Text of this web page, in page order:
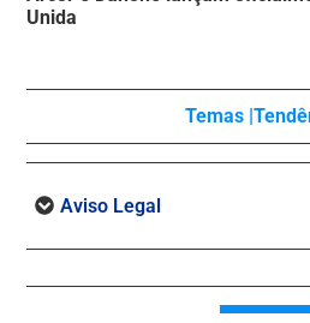
Unida
Temas |
Aviso Legal